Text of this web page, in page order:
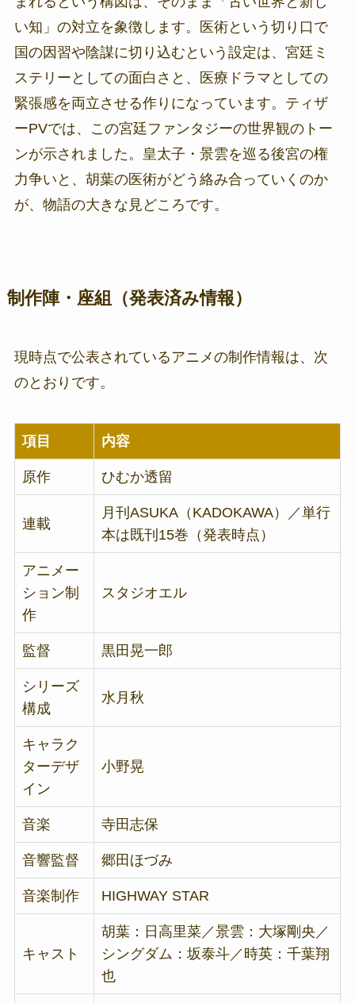
い知」の対立を象徴します。医術という切り口で
国の因習や陰謀に切り込むという設定は、宮廷ミ
ステリーとしての面白さと、医療ドラマとしての
緊張感を両立させる作りになっています。ティザ
ーPVでは、この宮廷ファンタジーの世界観のトー
ンが示されました。皇太子・景雲を巡る後宮の権
力争いと、胡葉の医術がどう絡み合っていくのか
が、物語の大きな見どころです。
制作陣・座組（発表済み情報）
現時点で公表されているアニメの制作情報は、次
のとおりです。
項目 内容
原作 ひむか透留
連載
月刊ASUKA（KADOKAWA）／単行
本は既刊15巻（発表時点）
アニメー
ション制
作
スタジオエル
監督 黒田晃一郎
シリーズ
構成
水月秋
キャラク
ターデザ
イン
小野晃
音楽 寺田志保
音響監督 郷田ほづみ
音楽制作 HIGHWAY STAR
キャスト
胡葉：日高里菜／景雲：大塚剛央／
シングダム：坂泰斗／時英：千葉翔
也